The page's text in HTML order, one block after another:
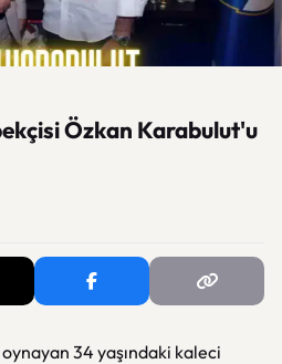
Özkan Karabulut'u
34 yaşındaki kaleci